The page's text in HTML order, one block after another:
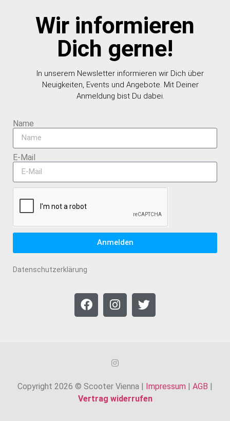
Wir informieren
Dich gerne!
In unserem Newsletter informieren wir Dich über
Neuigkeiten, Events und Angebote. Mit Deiner
Anmeldung bist Du dabei.
Name
E-Mail
Anmelden
Datenschutzerklärung
Copyright 2026 © Scooter Vienna | Impressum | AGB |
Vertrag widerrufen